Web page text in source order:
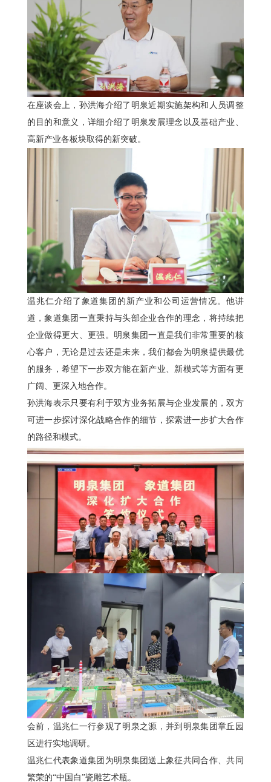
在座谈会上，孙洪海介绍了明泉近期实施架构和人员调整
的目的和意义，详细介绍了明泉发展理念以及基础产业、
高新产业各板块取得的新突破。
温兆仁介绍了象道集团的新产业和公司运营情况。他讲
道，象道集团一直秉持与头部企业合作的理念，将持续把
企业做得更大、更强。明泉集团一直是我们非常重要的核
心客户，无论是过去还是未来，我们都会为明泉提供最优
的服务，希望下一步双方能在新产业、新模式等方面有更
广阔、更深入地合作。
孙洪海表示只要有利于双方业务拓展与企业发展的，双方
可进一步探讨深化战略合作的细节，探索进一步扩大合作
的路径和模式。
会前，温兆仁一行参观了明泉之源，并到明泉集团章丘园
区进行实地调研。
温兆仁代表象道集团为明泉集团送上象征共同合作、共同
繁荣的“中国白”瓷雕艺术瓶。